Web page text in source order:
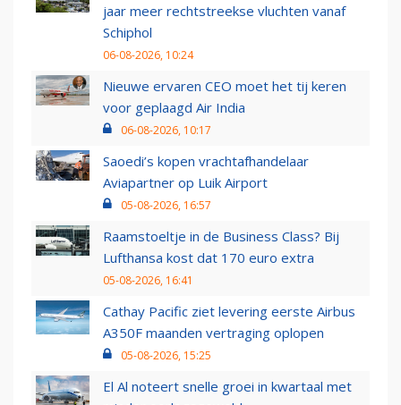
jaar meer rechtstreekse vluchten vanaf
Schiphol
06-08-2026, 10:24
Nieuwe ervaren CEO moet het tij keren
voor geplaagd Air India
06-08-2026, 10:17
Saoedi’s kopen vrachtafhandelaar
Aviapartner op Luik Airport
05-08-2026, 16:57
Raamstoeltje in de Business Class? Bij
Lufthansa kost dat 170 euro extra
05-08-2026, 16:41
Cathay Pacific ziet levering eerste Airbus
A350F maanden vertraging oplopen
05-08-2026, 15:25
El Al noteert snelle groei in kwartaal met